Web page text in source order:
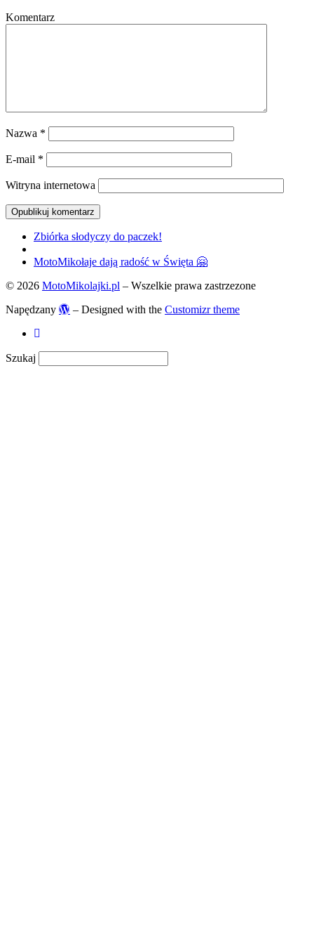
Komentarz
Nazwa *
E-mail *
Witryna internetowa
Przeglądanie
Wpisów
Poprzedni
Zbiórka słodyczy do paczek!
do
postów
Następny
MotoMikołaje dają radość w Święta 🤗
© 2026 MotoMikolajki.pl – Wszelkie prawa zastrzezone
Napędzany
– Designed with the Customizr theme
Szukaj